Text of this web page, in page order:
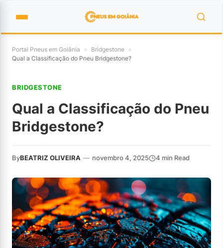
Portal Pneus em Goiânia » Bridgestone »
Qual a Classificação do Pneu Bridgestone?
BRIDGESTONE
Qual a Classificação do Pneu
Bridgestone?
ByBEATRIZ OLIVEIRA — novembro 4, 2025 4 min Read